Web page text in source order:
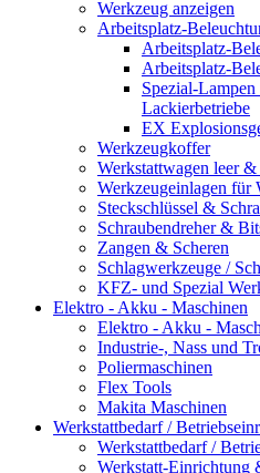
Werkzeug anzeigen
Arbeitsplatz-
Arbeitsplatz-
Arbeitsplatz-
Spezial-
Lackierbetriebe
EX
Werkzeugkoffer
Werkstattwagen leer &
Werkzeugeinlagen für
Steckschlüssel &
Schraubendreher &
Zangen & Scheren
Schlagwerkzeuge /
KFZ- und Spezial
Elektro - Akku - Maschinen
Elektro - Akku -
Industrie-, Nass und
Poliermaschinen
Flex Tools
Makita Maschinen
Werkstattbedarf /
Werkstattbedarf /
Werkstatt-Einrichtung